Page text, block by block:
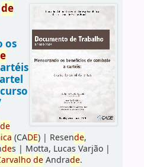
de
os
de
(CADE)| Resende,
des | Motta, Lucas Varjão|
deAndrade.